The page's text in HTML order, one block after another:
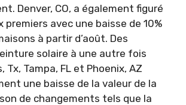
Denver, CO, a également figuré
premiers avec une baisse de 10%
à partir d’août. Des
solaire à une autre fois
Tx, Tampa, FL et Phoenix, AZ
une baisse de la valeur de la
de changements tels que la